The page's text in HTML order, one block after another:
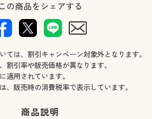
この商品をシェアする
ては、割引キャンペーン対象外となります。
割引率や販売価格が異なります。
適用されています。
、販売時の消費税率で表示しています。
商品説明